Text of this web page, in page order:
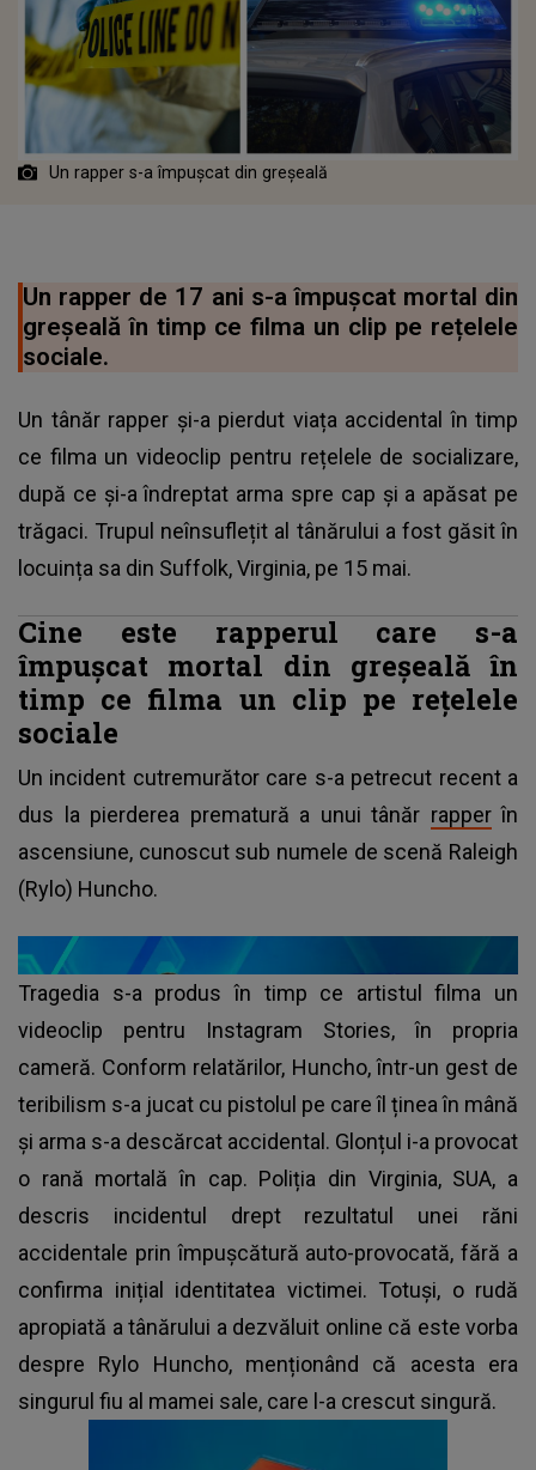
Un rapper s-a împușcat din greșeală
Un rapper de 17 ani s-a împușcat mortal din
greșeală în timp ce filma un clip pe rețelele
sociale.
Un tânăr rapper și-a pierdut viața accidental în timp
ce filma un videoclip pentru rețelele de socializare,
după ce și-a îndreptat arma spre cap și a apăsat pe
trăgaci. Trupul neînsuflețit al tânărului a fost găsit în
locuința sa din Suffolk, Virginia, pe 15 mai.
Cine este rapperul care s-a
împușcat mortal din greșeală în
timp ce filma un clip pe rețelele
sociale
Un incident cutremurător care s-a petrecut recent a
dus la pierderea prematură a unui tânăr rapperîn
ascensiune, cunoscut sub numele de scenă Raleigh
(Rylo) Huncho.
Tragedia s-a produs în timp ce artistul filma un
videoclip pentru Instagram Stories, în propria
cameră. Conform relatărilor, Huncho, într-un gest de
teribilism s-a jucat cu pistolul pe care îl ținea în mână
și arma s-a descărcat accidental. Glonțul i-a provocat
o rană mortală în cap. Poliția din Virginia, SUA, a
descris incidentul drept rezultatul unei răni
accidentale prin împușcătură auto-provocată, fără a
confirma inițial identitatea victimei. Totuși, o rudă
apropiată a tânărului a dezvăluit online că este vorba
despre Rylo Huncho, menționând că acesta era
singurul fiu al mamei sale, care l-a crescut singură.